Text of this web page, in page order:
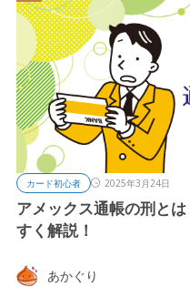
カード初心者 2025年3月24日
アメックス通帳の刑と
すく解説！
あかぐり